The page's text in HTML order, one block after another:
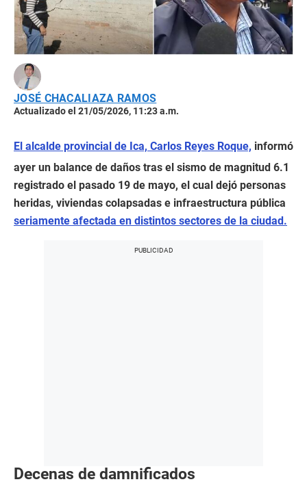
JOSÉ CHACALIAZA RAMOS
Actualizado el 21/05/2026, 11:23 a.m.
El alcalde provincial de Ica, Carlos Reyes Roque, informó
ayer un balance de daños tras el sismo de magnitud 6.1
registrado el pasado 19 de mayo, el cual dejó personas
heridas, viviendas colapsadas e infraestructura pública
seriamente afectada en distintos sectores de la ciudad.
Decenas de damnificados